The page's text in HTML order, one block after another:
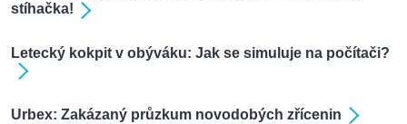
stíhačka!
Letecký kokpit v obýváku: Jak se simuluje na počítači?
Urbex: Zakázaný průzkum novodobých zřícenin